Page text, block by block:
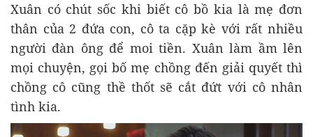
Xuân có chút sốc khi biết cô bồ kia là mẹ đơn
thân của 2 đứa con, cô ta cặp kè với rất nhiều
người đàn ông để moi tiền. Xuân làm ầm lên
mọi chuyện, gọi bố mẹ chồng đến giải quyết thì
chồng cô cũng thề thốt sẽ cắt đứt với cô nhân
tình kia.